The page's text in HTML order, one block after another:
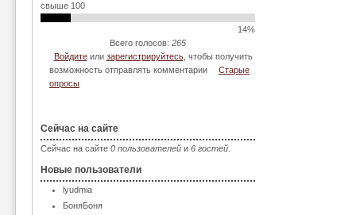
свыше 100
14%
Всего голосов: 265
Войдитеили зарегистрируйтесь, чтобы получить
возможность отправлять комментарии
Старые
опросы
Сейчас на сайте
Сейчас на сайте 0 пользователей и 6 гостей
Новые пользователи
lyudmia
БоняБоня